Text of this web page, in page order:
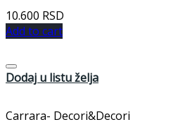
10.600 RSD
Add to cart
Dodaj u listu želja
Carrara- Decori&Decori